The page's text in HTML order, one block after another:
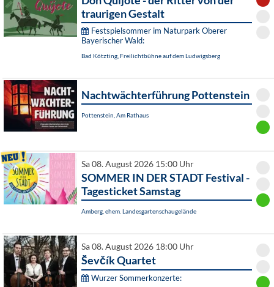
traurigen Gestalt
Festspielsommer im Naturpark Oberer
Bayerischer Wald:
Bad Kötzting, Freilichtbühne auf dem Ludwigsberg
Nachtwächterführung Pottenstein
Pottenstein, Am Rathaus
Sa 08. August 2026 15:00 Uhr
SOMMER IN DER STADT Festival -
Tagesticket Samstag
Amberg, ehem. Landesgartenschaugelände
Sa 08. August 2026 18:00 Uhr
Ševčík Quartet
Wurzer Sommerkonzerte: